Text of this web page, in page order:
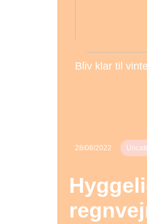
Bliv klar til
28/08/2022